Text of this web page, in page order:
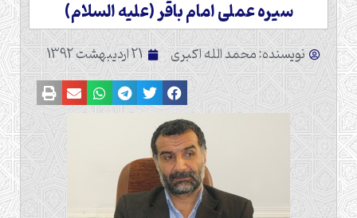
سیره عملی امام باقر (علیه السلام)
نویسنده: محمد الله اکبری 21 اردیبهشت 1392